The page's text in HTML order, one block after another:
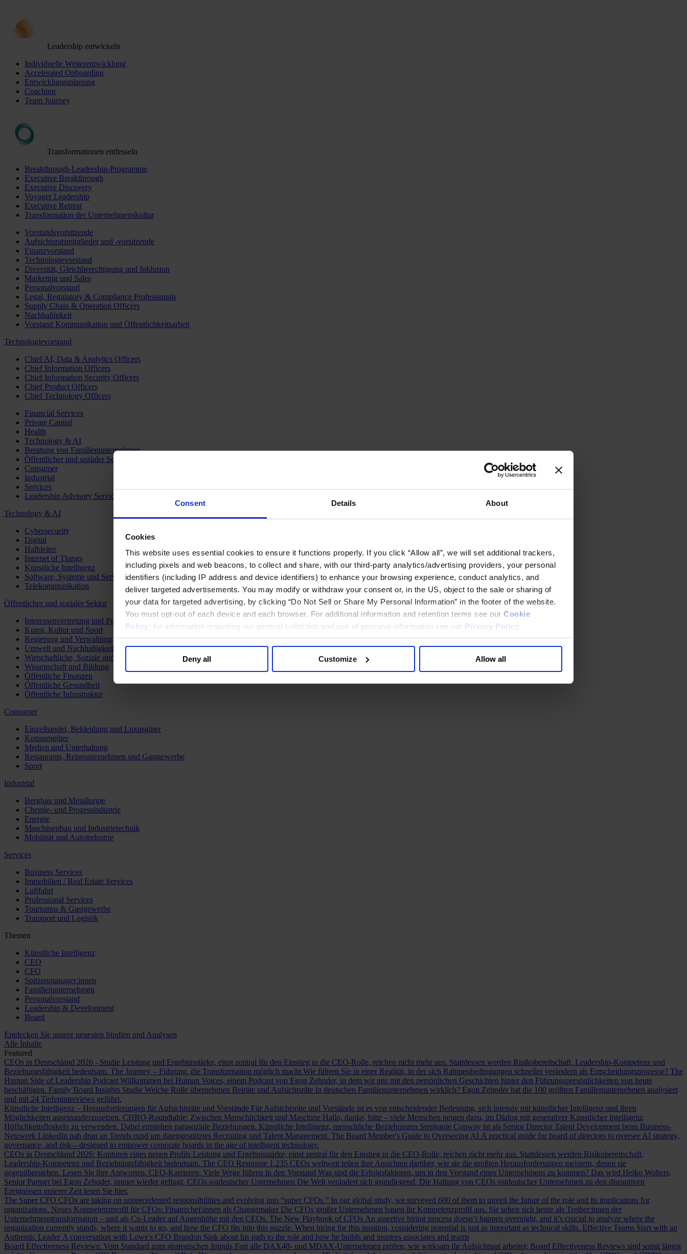
Consent Details About
Cookies
This website uses essential cookies to ensure it functions properly. If you click “Allow all”, we will set additional trackers,
including pixels and web beacons, to collect and share, with our third-party analytics/advertising providers, your personal
identifiers (including IP address and device identifiers) to enhance your browsing experience, conduct analytics, and
deliver targeted advertisements. You may modify or withdraw your consent or, in the US, object to the sale or sharing of
your data for targeted advertising, by clicking “Do Not Sell or Share My Personal Information” in the footer of the website.
You must opt-out of each device and each browser. For additional information and retention terms see our Cookie
Policy; for information regarding our general collection and use of personal information see our Privacy Policy
Deny all Customize Allow all
Leadership entwickeln
Individuelle Weiterentwicklung
Accelerated Onboarding
Entwicklungsplanung
Coaching
Team Journey
Transformationen entfesseln
Breakthrough-Leadership-Programme
Executive Breakthrough
Executive Discovery
Voyager Leadership
Executive Retreat
Transformation der Unternehmenskultur
Vorstandsvorsitzende
Aufsichtsratsmitglieder und -vorsitzende
Finanzvorstand
Technologievorstand
Diversität, Gleichberechtigung und Inklusion
Marketing und Sales
Personalvorstand
Legal, Regulatory & Compliance Professionals
Supply Chain & Operation Officers
Nachhaltigkeit
Vorstand Kommunikation und Öffentlichkeitsarbeit
Technologievorstand
Chief AI, Data & Analytics Officers
Chief Information Officers
Chief Information Security Officers
Chief Product Officers
Chief Technology Officers
Financial Services
Private Capital
Health
Technology & AI
Beratung von Familienunternehmen
Öffentlicher und sozialer Sektor
Consumer
Industrial
Services
Leadership Advisory Services
Technology & AI
Cybersecurity
Digital
Halbleiter
Internet of Things
Künstliche Intelligenz
Software, Systeme und Services
Telekommunikation
Öffentlicher und sozialer Sektor
Interessenvertretung und Public Affairs
Kunst, Kultur und Sport
Regierung und Verwaltung
Umwelt und Nachhaltigkeit
Wirtschaftliche, Soziale und Humanitäre Entwicklung
Wissenschaft und Bildung
Öffentliche Finanzen
Öffentliche Gesundheit
Öffentliche Infrastruktur
Consumer
Einzelhandel, Bekleidung und Luxusgüter
Konsumgüter
Medien und Unterhaltung
Restaurants, Reiseunternehmen und Gastgewerbe
Sport
Industrial
Bergbau und Metallurgie
Chemie- und Prozessindustrie
Energie
Maschinenbau und Industrietechnik
Mobilität und Autoindustrie
Services
Business Services
Immobilien / Real Estate Services
Luftfahrt
Professional Services
Tourismus & Gastgewerbe
Transport und Logistik
Themen
Künstliche Intelligenz
CEO
CFO
Spitzenmanager:innen
Familienunternehmen
Personalvorstand
Leadership & Development
Board
Entdecken Sie unsere neuesten Studien und Analysen
Alle Inhalte
Featured
CEOs in Deutschland 2026 - Studie Leistung und Ergebnisstärke, einst zentral für den Einstieg in die CEO-Rolle, reichen nicht mehr aus. Stattdessen werden Risikobereitschaft, Leadership-Kompetenz und
Beziehungsfähigkeit bedeutsam. The Journey – Führung, die Transformation möglich macht Wie führen Sie in einer Realität, in der sich Rahmenbedingungen schneller verändern als Entscheidungsprozesse? The
Human Side of Leadership Podcast Willkommen bei Human Voices, einem Podcast von Egon Zehnder, in dem wir uns mit den persönlichen Geschichten hinter den Führungspersönlichkeiten von heute
beschäftigen. Family Board Insights Studie Welche Rolle übernehmen Beiräte und Aufsichtsräte in deutschen Familienunternehmen wirklich? Egon Zehnder hat die 100 größten Familienunternehmen analysiert
und mit 24 Tiefeninterviews geführt.
Künstliche Intelligenz – Herausforderungen für Aufsichtsräte und Vorstände Für Aufsichtsräte und Vorstände ist es von entscheidender Bedeutung, sich intensiv mit künstlicher Intelligenz und ihren
Möglichkeiten auseinanderzusetzen. CHRO-Roundtable: Zwischen Menschlichkeit und Maschine Hallo, danke, bitte – viele Menschen neigen dazu, im Dialog mit generativer Künstlicher Intelligenz
Höflichkeitsfloskeln zu verwenden. Dabei entstehen parasoziale Beziehungen. Künstliche Intelligenz, menschliche Beziehungen Stephanie Conway ist als Senior Director Talent Development beim Business-
Netzwerk LinkedIn nah dran an Trends rund um datengestütztes Recruiting und Talent Management. The Board Member's Guide to Overseeing AI A practical guide for board of directors to oversee AI strategy,
governance, and risk—designed to empower corporate boards in the age of intelligent technology.
CEOs in Deutschland 2026: Konturen eines neuen Profils Leistung und Ergebnisstärke, einst zentral für den Einstieg in die CEO-Rolle, reichen nicht mehr aus. Stattdessen werden Risikobereitschaft,
Leadership-Kompetenz und Beziehungsfähigkeit bedeutsam. The CEO Response 1.235 CEOs weltweit teilen ihre Ansichten darüber, wie sie die größten Herausforderungen meistern, denen sie
gegenüberstehen. Lesen Sie ihre Antworten. CEO-Karrieren: Viele Wege führen in den Vorstand Was sind die Erfolgsfaktoren, um in den Vorstand eines Unternehmens zu kommen? Das wird Heiko Wolters,
Senior Partner bei Egon Zehnder, immer wieder gefragt. CEOs ostdeutscher Unternehmen Die Welt verändert sich grundlegend. Die Haltung von CEOs ostdeutscher Unternehmen zu den disruptiven
Ereignissen unserer Zeit lesen Sie hier.
The Super CFO CFOs are taking on unprecedented responsibilities and evolving into “super CFOs.” In our global study, we surveyed 600 of them to unveil the future of the role and its implications for
organizations. Neues Kompetenzprofil für CFOs: Finanzchef:innen als Changemaker Die CFOs großer Unternehmen bauen ihr Kompetenzprofil aus. Sie sehen sich heute als Treiber:innen der
Unternehmenstransformation – und als Co-Leader auf Augenhöhe mit den CEOs. The New Playbook of CFOs An assertive hiring process doesn’t happen overnight, and it’s crucial to analyze where the
organization currently stands, where it wants to go, and how the CFO fits into this puzzle. When hiring for this position, considering potential is just as important as technical skills. Effective Teams Start with an
Authentic Leader A conversation with Lowe's CFO Brandon Sink about his path to the role and how he builds and inspires associates and teams
Board Effectiveness Reviews: Vom Standard zum strategischen Impuls Fast alle DAX40- und MDAX-Unternehmen prüfen, wie wirksam ihr Aufsichtsrat arbeitet; Board Effectiveness Reviews sind somit längst